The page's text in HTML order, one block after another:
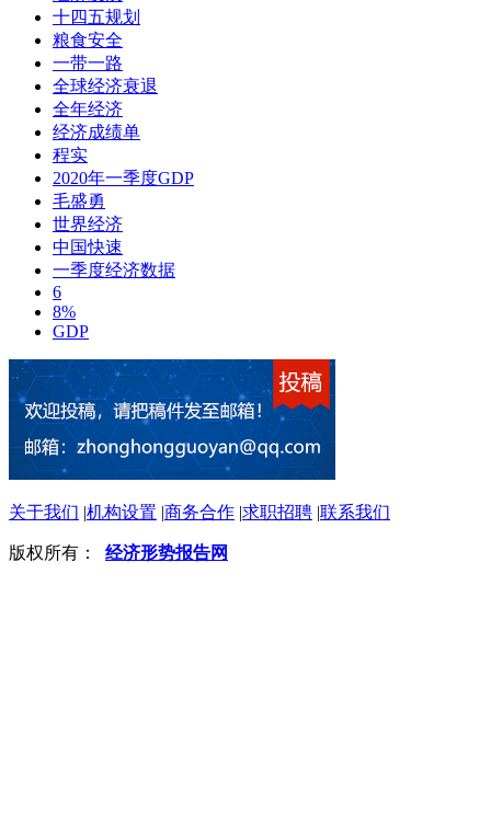
十四五规划
粮食安全
一带一路
全球经济衰退
全年经济
经济成绩单
程实
2020年一季度GDP
毛盛勇
世界经济
中国快速
一季度经济数据
6
8%
GDP
关于我们 |机构设置 |商务合作 |求职招聘 |联系我们
版权所有： 经济形势报告网